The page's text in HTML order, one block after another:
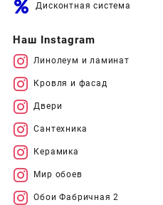
Дисконтная система
Наш Instagram
Линолеум и ламинат
Кровля и фасад
Двери
Сантехника
Керамика
Мир обоев
Обои Фабричная 2